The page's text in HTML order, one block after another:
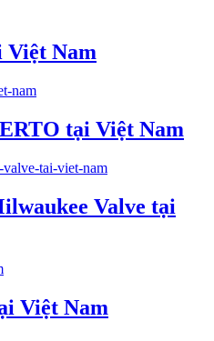
Việt Nam
tại Việt Nam
Valve tại
Việt Nam